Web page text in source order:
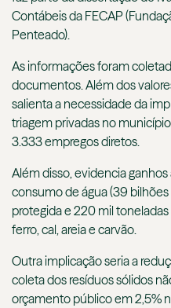
Contábeis da FECAP
Penteado).
As informações foram
documentos. Além dos
salienta a necessidade da
triagem privadas no
3.333 empregos diretos.
Além disso, evidencia
consumo de água (39 bilhões
protegida e 220 mil
ferro, cal, areia e carvão.
Outra implicação seria a
coleta dos resíduos sólidos
orçamento público em 2,5%